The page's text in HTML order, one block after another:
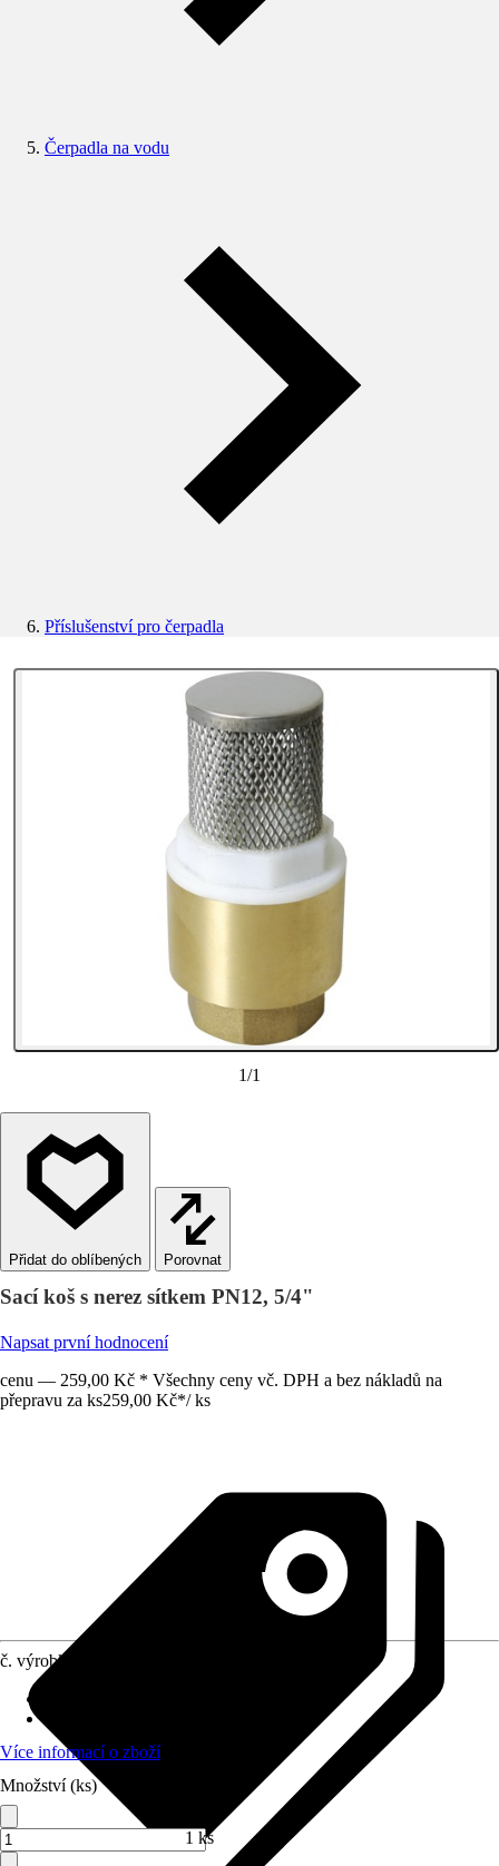
Čerpadla na vodu
Příslušenství pro čerpadla
1/1
Porovnat
Sací koš s nerez sítkem PN12, 5/4"
Napsat první hodnocení
cenu — 259,00 Kč * Všechny ceny vč. DPH a bez nákladů na
přepravu za ks259,00 Kč*/ ks
č. výrobku
Více informací o zboží
Množství (ks)
1 ks